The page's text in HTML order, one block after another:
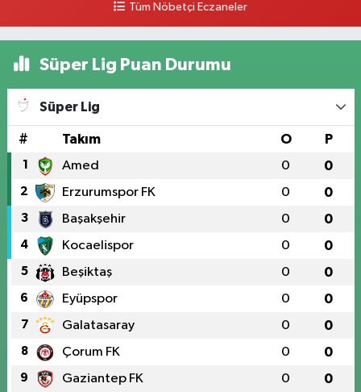
Tüm Nöbetçi Eczaneler
Süper Lig Puan Durumu
Süper Lig
# Takım O P
1 Amed 0 0
2 Erzurumspor FK 0 0
3 Başakşehir 0 0
4 Kocaelispor 0 0
5 Beşiktaş 0 0
6 Eyüpspor 0 0
7 Galatasaray 0 0
8 Çorum FK 0 0
9 Gaziantep FK 0 0